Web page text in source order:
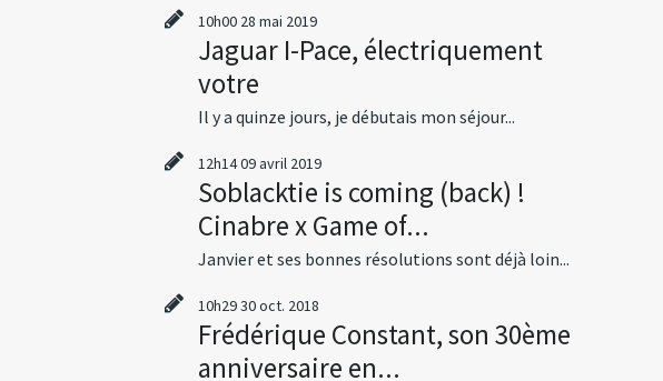
10h00 28 mai 2019
Jaguar I-Pace, électriquement
votre
Il y a quinze jours, je débutais mon séjour...
12h1409avril 2019
Soblacktie is coming (back) !
Cinabre x Game of...
Janvier et ses bonnes résolutions sont déjà loin...
10h2930oct. 2018
Frédérique Constant, son 30ème
anniversaire en...